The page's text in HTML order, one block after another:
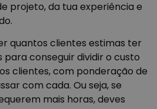
projeto, da tua experiência e
quantos clientes estimas ter
para conseguir dividir o custo
clientes, com ponderação de
com cada. Ou seja, se
mais horas, deves